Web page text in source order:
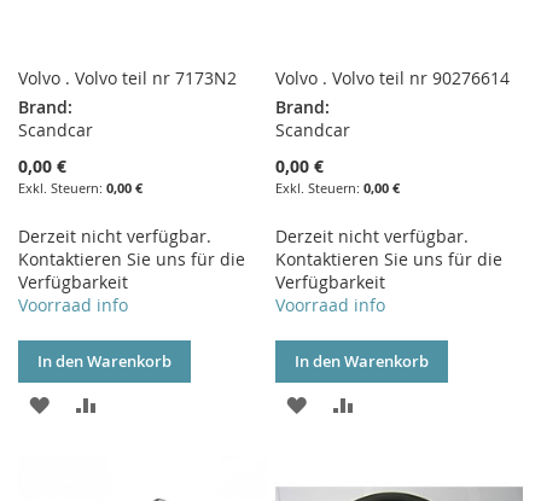
Volvo . Volvo teil nr 7173N2
Brand:
Scandcar
0,00 €
0,00 €
Derzeit nicht verfügbar.
Kontaktieren Sie uns für die
Verfügbarkeit
Voorraad info
In den Warenkorb
ZUR
Volvo . Volvo teil nr 90276614
Brand:
Scandcar
0,00 €
0,00 €
Derzeit nicht verfügbar.
Kontaktieren Sie uns für die
Verfügbarkeit
Voorraad info
In den Warenkorb
ZUR
HINZUFÜGEN
HINZUFÜGEN